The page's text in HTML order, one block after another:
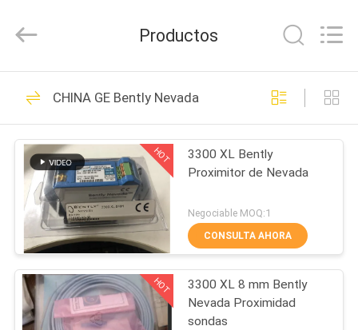
CASA
PRODUCTOS
SOBRE
NOSOTROS
RECORRIDO
POR
Reserved.
GE Bently Nevada
352
Instrumento E&H
258
Productos
CHINA GE Bently Nevada
HOT
3300 XL Bently
Proximitor de Nevada
Negociable MOQ:1
CONSULTA AHORA
HOT
3300 XL 8 mm Bently
Nevada Proximidad
sondas